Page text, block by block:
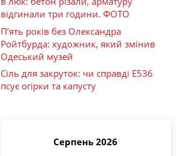
відгинали три години. ФОТО
П’ять років без Олександра
Ройтбурда: художник, який змінив
Одеський музей
Сіль для закруток: чи справді Е536
псує огірки та капусту
Серпень 2026